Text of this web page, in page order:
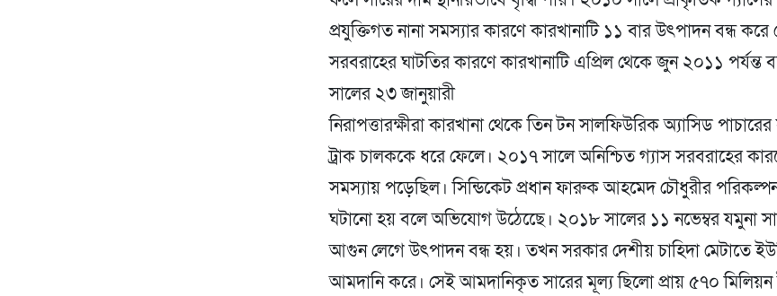
প্রযুক্তিগত নানা সমস্যার কারণে কারখানাটি ১১ বার উৎপাদন বন্ধ করে
সরবরাহের ঘাটতির কারণে কারখানাটি এপ্রিল থেকে জুন ২০১১ পর্যন্ত
সালের ২৩ জানুয়ারী
নিরাপত্তারক্ষীরা কারখানা থেকে তিন টন সালফিউরিক অ্যাসিড
ট্রাক চালককে ধরে ফেলে। ২০১৭ সালে অনিশ্চিত গ্যাস সরবরাহের
সমস্যায় পড়েছিল। সিন্ডিকেট প্রধান ফারুক আহমেদ চৌধুরীর
ঘটানো হয় বলে অভিযোগ উঠেছেে। ২০১৮ সালের ১১ নভেম্বর যমুনা
আগুন লেগে উৎপাদন বন্ধ হয়। তখন সরকার দেশীয় চাহিদা মেটাতে
আমদানি করে। সেই আমদানিকৃত সারের মূল্য ছিলো প্রায় ৫৭০